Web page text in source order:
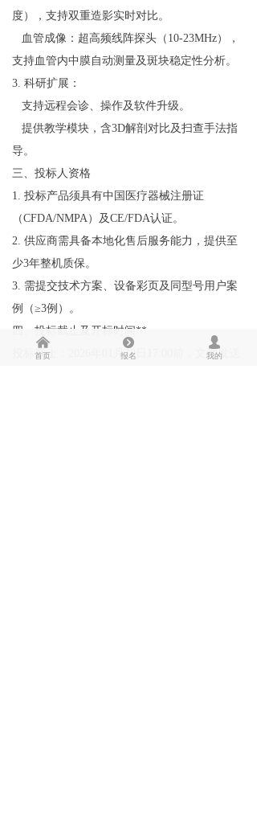
度），支持双重造影实时对比。
血管成像：超高频线阵探头（10-23MHz），
支持血管内中膜自动测量及斑块稳定性分析。
3. 科研扩展：
支持远程会诊、操作及软件升级。
提供教学模块，含3D解剖对比及扫查手法指
导。
三、投标人资格
1. 投标产品须具有中国医疗器械注册证
（CFDA/NMPA）及CE/FDA认证。
2. 供应商需具备本地化售后服务能力，提供至
少3年整机质保。
3. 需提交技术方案、设备彩页及同型号用户案
例（≥3例）。
四 、投标截止及开标时间**
投标截止：
月10
，文件发送
낀
首页
뀹
报名
넙
我的